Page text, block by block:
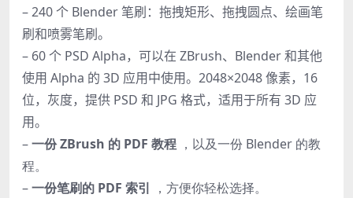
– 240 个 Blender 笔刷：拖拽矩形、拖拽圆点、绘画笔
刷和喷雾笔刷。
– 60 个 PSD Alpha，可以在 ZBrush、Blender 和其他
使用 Alpha 的 3D 应用中使用。2048×2048 像素，16
位，灰度，提供 PSD 和 JPG 格式，适用于所有 3D 应
用。
–一份 ZBrush 的 PDF 教程 ，以及一份 Blender 的教
程。
–一份笔刷的 PDF 索引 ，方便你轻松选择。